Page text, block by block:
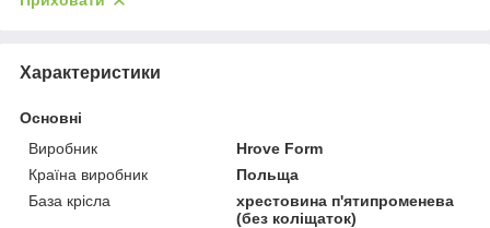
Характеристики
Основні
Виробник
Hrove Form
Країна виробник
Польща
База крісла
хрестовина п'ятипроменева
(без коліщаток)